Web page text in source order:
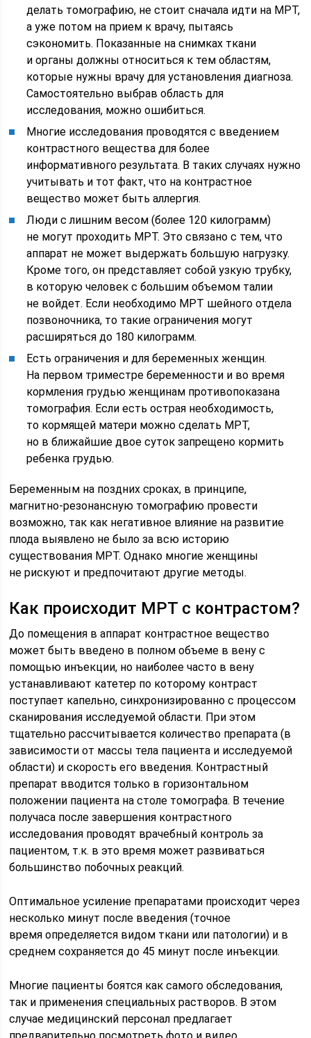
делать томографию, не стоит сначала идти на МРТ,
а уже потом на прием к врачу, пытаясь
сэкономить. Показанные на снимках ткани
и органы должны относиться к тем областям,
которые нужны врачу для установления диагноза.
Самостоятельно выбрав область для
исследования, можно ошибиться.
Многие исследования проводятся с введением
контрастного вещества для более
информативного результата. В таких случаях нужно
учитывать и тот факт, что на контрастное
вещество может быть аллергия.
Люди с лишним весом (более 120 килограмм)
не могут проходить МРТ. Это связано с тем, что
аппарат не может выдержать большую нагрузку.
Кроме того, он представляет собой узкую трубку,
в которую человек с большим объемом талии
не войдет. Если необходимо МРТ шейного отдела
позвоночника, то такие ограничения могут
расширяться до 180 килограмм.
Есть ограничения и для беременных женщин.
На первом триместре беременности и во время
кормления грудью женщинам противопоказана
томография. Если есть острая необходимость,
то кормящей матери можно сделать МРТ,
но в ближайшие двое суток запрещено кормить
ребенка грудью.
Беременным на поздних сроках, в принципе,
магнитно-резонансную томографию провести
возможно, так как негативное влияние на развитие
плода выявлено не было за всю историю
существования МРТ. Однако многие женщины
не рискуют и предпочитают другие методы.
Как происходит МРТ с контрастом?
До помещения в аппарат контрастное вещество
может быть введено в полном объеме в вену с
помощью инъекции, но наиболее часто в вену
устанавливают катетер по которому контраст
поступает капельно, синхронизированно с процессом
сканирования исследуемой области. При этом
тщательно рассчитывается количество препарата (в
зависимости от массы тела пациента и исследуемой
области) и скорость его введения. Контрастный
препарат вводится только в горизонтальном
положении пациента на столе томографа. В течение
получаса после завершения контрастного
исследования проводят врачебный контроль за
пациентом, т.к. в это время может развиваться
большинство побочных реакций.
Оптимальное усиление препаратами происходит через
несколько минут после введения (точное
время определяется видом ткани или патологии) и в
среднем сохраняется до 45 минут после инъекции.
Многие пациенты боятся как самого обследования,
так и применения специальных растворов. В этом
случае медицинский персонал предлагает